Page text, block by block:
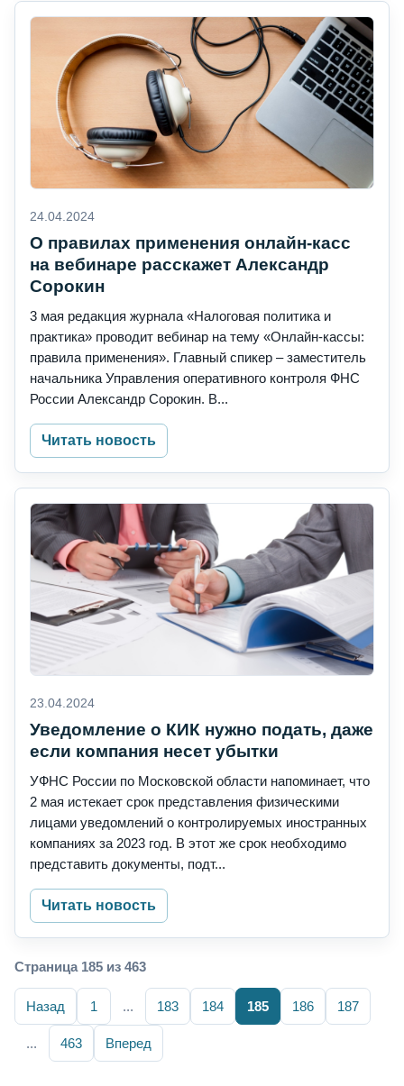
24.04.2024
О правилах применения онлайн-касс
на вебинаре расскажет Александр
Сорокин
3 мая редакция журнала «Налоговая политика и
практика» проводит вебинар на тему «Онлайн-кассы:
правила применения». Главный спикер – заместитель
начальника Управления оперативного контроля ФНС
России Александр Сорокин. В...
Читать новость
23.04.2024
Уведомление о КИК нужно подать, даже
если компания несет убытки
УФНС России по Московской области напоминает, что
2 мая истекает срок представления физическими
лицами уведомлений о контролируемых иностранных
компаниях за 2023 год. В этот же срок необходимо
представить документы, подт...
Читать новость
Страница 185 из 463
Назад 1 ... 183 184 185 186 187
... 463 Вперед